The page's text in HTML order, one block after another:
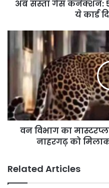
सिर्फअब सस्ता गैस कनेक्शन: 5
ये कार्ड
झालाना
और
नाहरगढ़
प्रभाग
वन विभाग का
नाहरगढ़ को
Related Articles